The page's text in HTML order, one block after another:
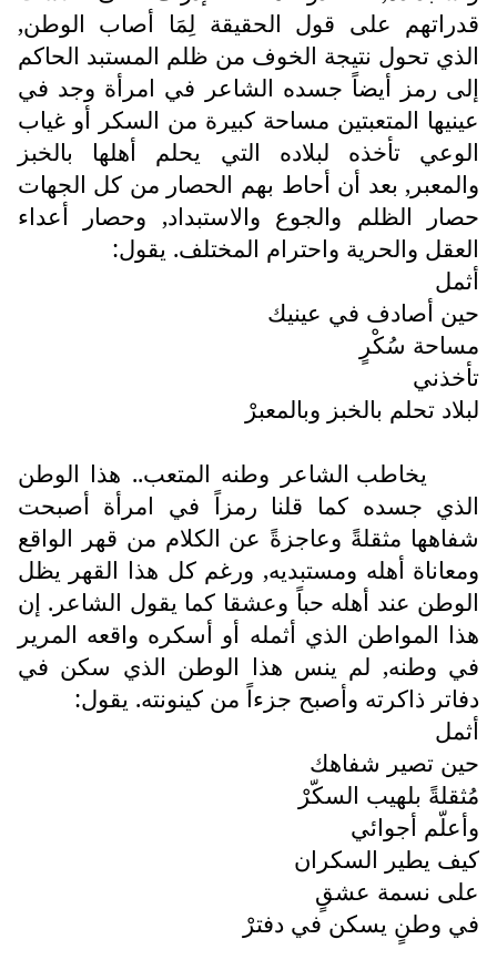
قدراتهم على قول الحقيقة لِمَا أصاب الوطن,
الذي تحول نتيجة الخوف من ظلم المستبد الحاكم
إلى رمز أيضاً جسده الشاعر في امرأة وجد في
عينيها المتعبتين مساحة كبيرة من السكر أو غياب
الوعي تأخذه لبلاده التي يحلم أهلها بالخبز
والمعبر, بعد أن أحاط بهم الحصار من كل الجهات
حصار الظلم والجوع والاستبداد, وحصار أعداء
العقل والحرية واحترام المختلف. يقول:
أثمل
حين أصادف في عينيك
مساحة سُكْرٍ
تأخذني
لبلاد تحلم بالخبز وبالمعبرْ
يخاطب الشاعر وطنه المتعب.. هذا الوطن
الذي جسده كما قلنا رمزاً في امرأة أصبحت
شفاهها مثقلةً وعاجزةً عن الكلام من قهر الواقع
ومعاناة أهله ومستبديه, ورغم كل هذا القهر يظل
الوطن عند أهله حباً وعشقا كما يقول الشاعر. إن
هذا المواطن الذي أثمله أو أسكره واقعه المرير
في وطنه, لم ينس هذا الوطن الذي سكن في
دفاتر ذاكرته وأصبح جزءاً من كينونته. يقول:
أثمل
حين تصير شفاهك
مُثقلةً بلهيب السكّرْ
وأعلّم أجوائي
كيف يطير السكران
على نسمة عشقٍ
في وطنٍ يسكن في دفترْ